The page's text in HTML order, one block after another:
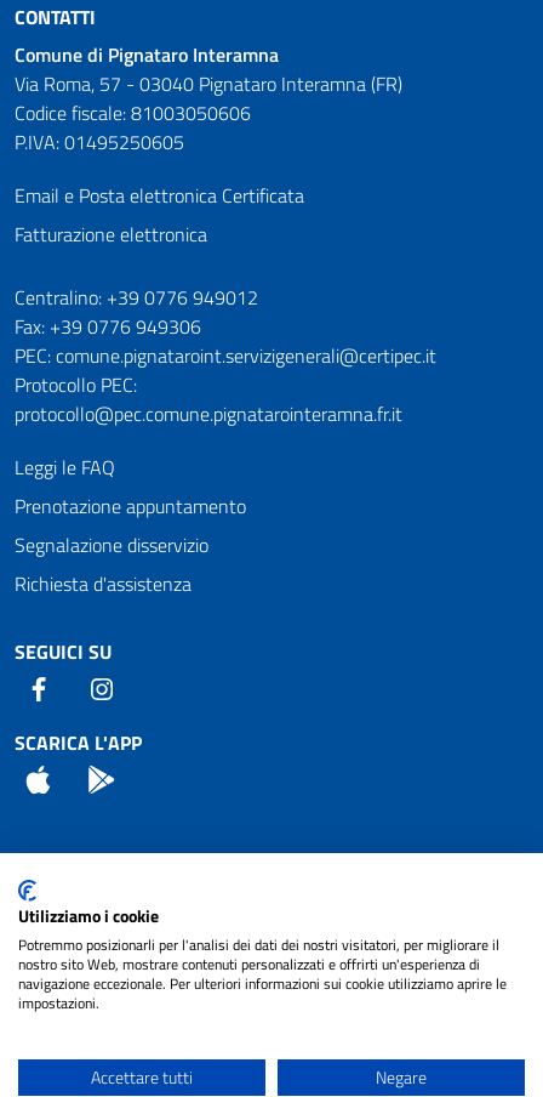
CONTATTI
Comune di Pignataro Interamna
Via Roma, 57 - 03040 Pignataro Interamna (FR)
Codice fiscale: 81003050606
P.IVA: 01495250605
Email e Posta elettronica Certificata
Fatturazione elettronica
Numeri utili
Centralino: +39 0776 949012
Fax: +39 0776 949306
PEC: comune.pignataroint.servizigenerali@certipec.it
Protocollo PEC:
protocollo@pec.comune.pignatarointeramna.fr.it
Leggi le FAQ
Prenotazione appuntamento
Segnalazione disservizio
Richiesta d'assistenza
SEGUICI SU
Facebook
SCARICA L'APP
App Store
Attuazione Misure PNRR
Piano di miglioramento del sito
Note legali
cura diNET SMART
Utilizziamo i cookie
Potremmo posizionarli per l'analisi dei dati dei nostri visitatori, per migliorare il
nostro sito Web, mostrare contenuti personalizzati e offrirti un'esperienza di
navigazione eccezionale. Per ulteriori informazioni sui cookie utilizziamo aprire le
impostazioni.
Accettare tutti Negare